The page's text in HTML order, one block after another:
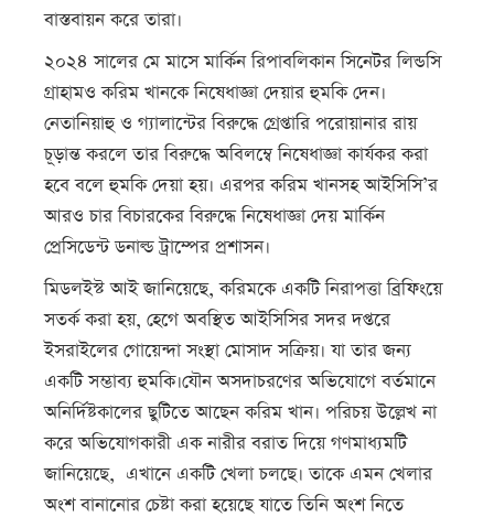
বাস্তবায়ন করে তারা।
২০২৪ সালের মে মাসে মার্কিন রিপাবলিকান সিনেটর লিন্ডসি
গ্রাহামও করিম খানকে নিষেধাজ্ঞা দেয়ার হুমকি দেন।
নেতানিয়াহু ও গ্যালান্টের বিরুদ্ধে গ্রেপ্তারি পরোয়ানার রায়
চূড়ান্ত করলে তার বিরুদ্ধে অবিলম্বে নিষেধাজ্ঞা কার্যকর করা
হবে বলে হুমকি দেয়া হয়। এরপর করিম খানসহ আইসিসি’র
আরও চার বিচারকের বিরুদ্ধে নিষেধাজ্ঞা দেয় মার্কিন
প্রেসিডেন্ট ডনাল্ড ট্রাম্পের প্রশাসন।
মিডলইস্ট আই জানিয়েছে, করিমকে একটি নিরাপত্তা ব্রিফিংয়ে
সতর্ক করা হয়, হেগে অবস্থিত আইসিসির সদর দপ্তরে
ইসরাইলের গোয়েন্দা সংস্থা মোসাদ সক্রিয়। যা তার জন্য
একটি সম্ভাব্য হুমকি।যৌন অসদাচরণের অভিযোগে বর্তমানে
অনির্দিষ্টকালের ছুটিতে আছেন করিম খান। পরিচয় উল্লেখ না
করে অভিযোগকারী এক নারীর বরাত দিয়ে গণমাধ্যমটি
জানিয়েছে, এখানে একটি খেলা চলছে। তাকে এমন খেলার
অংশ বানানোর চেষ্টা করা হয়েছে যাতে তিনি অংশ নিতে